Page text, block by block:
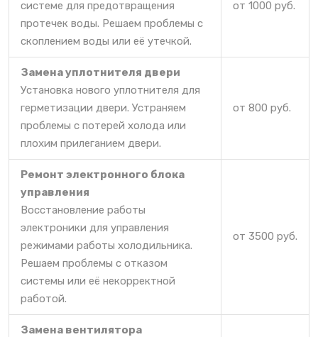
системе для предотвращения
протечек воды. Решаем проблемы с
скоплением воды или её утечкой.
от 1000 руб.
Замена уплотнителя двери
Установка нового уплотнителя для
герметизации двери. Устраняем
проблемы с потерей холода или
плохим прилеганием двери.
от 800 руб.
Ремонт электронного блока
управления
Восстановление работы
электроники для управления
режимами работы холодильника.
Решаем проблемы с отказом
системы или её некорректной
работой.
от 3500 руб.
Замена вентилятора